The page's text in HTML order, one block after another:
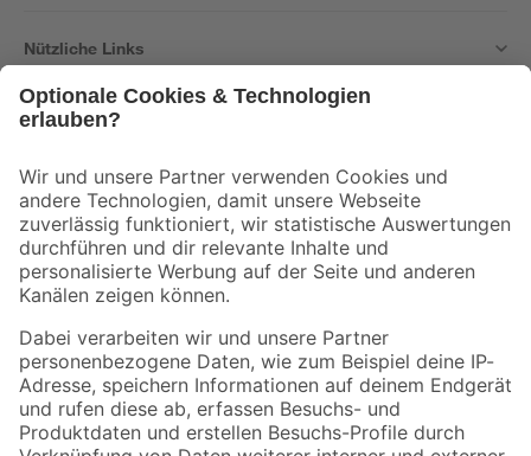
Nützliche Links
Der toom Newsletter: Keine Angebote und Aktionen mehr verpassen!
Zur Newsletter Anmeldung
Folge uns
Zahlungsarten Versandarten